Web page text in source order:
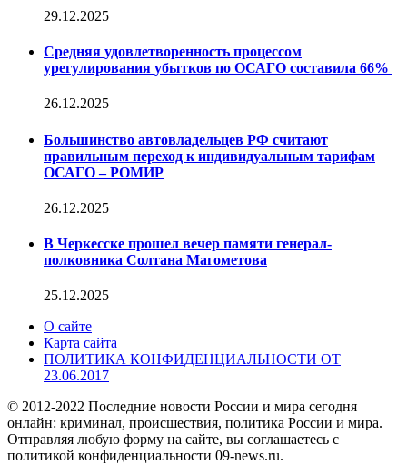
29.12.2025
Средняя удовлетворенность процессом
урегулирования убытков по ОСАГО составила 66%
26.12.2025
Большинство автовладельцев РФ считают
правильным переход к индивидуальным тарифам
ОСАГО – РОМИР
26.12.2025
В Черкесске прошел вечер памяти генерал-
полковника Солтана Магометова
25.12.2025
О сайте
Карта сайта
ПОЛИТИКА КОНФИДЕНЦИАЛЬНОСТИ ОТ
23.06.2017
© 2012-2022 Последние новости России и мира сегодня
онлайн: криминал, происшествия, политика России и мира.
Отправляя любую форму на сайте, вы соглашаетесь с
политикой конфиденциальности 09-news.ru.